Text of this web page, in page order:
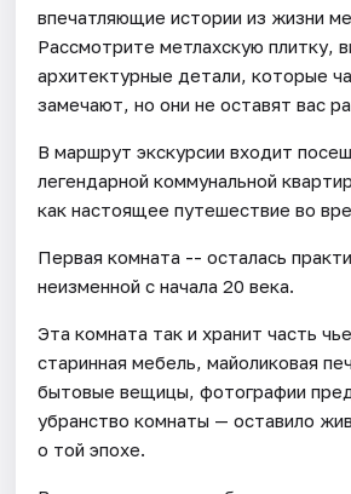
впечатляющие истории из жизни
Рассмотрите метлахскую плитку,
архитектурные детали, которые
замечают, но они не оставят вас
В маршрут экскурсии входит
легендарной коммунальной
как настоящее путешествие во
Первая комната -- осталась
неизменной с начала 20 века.
Эта комната так и хранит часть
старинная мебель, майоликовая
бытовые вещицы, фотографии
убранство комнаты — оставило
о той эпохе.